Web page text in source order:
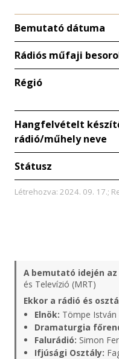
Bemutató dátuma
Rádiós műfaji
Régió
Hangfelvételt
rádió/műhely neve
Státusz
Létrehozva: 2024. 09. 17.;
A bemutató idején
és Televízió (MRT)
Ekkor a rádió és
Elnök: Tömpe István
Dramaturgia
Falurádió: Simon
Ifjúsági Osztály: